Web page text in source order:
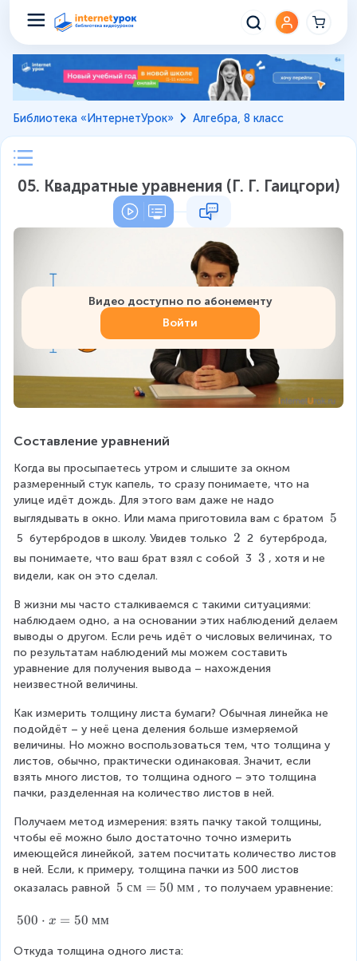
Библиотека «ИнтернетУрок» Алгебра, 8 класс
05. Квадратные уравнения (Г. Г. Гаицгори)
Видео доступно по абонементу
Войти
Составление уравнений
Когда вы просыпаетесь утром и слышите за окном
размеренный стук капель, то сразу понимаете, что на
улице идёт дождь. Для этого вам даже не надо
выглядывать в окно. Или мама приготовила вам с братом \
}
5
5 бутербродов в школу. Увидев только \
t
t
{
2
}
2 2 бутерброда,
вы понимаете, что ваш брат взял с собой 3 \
x
t
{
3
}
3 , хотя и не
видели, как он это сделал.
В жизни мы часто сталкиваемся с такими ситуациями:
наблюдаем одно, а на основании этих наблюдений делаем
выводы о другом. Если речь идёт о числовых величинах, то
по результатам наблюдений мы можем составить
уравнение для получения вывода – нахождения
неизвестной величины.
Как измерить толщину листа бумаги? Обычная линейка не
подойдёт – у неё цена деления больше измеряемой
величины. Но можно воспользоваться тем, что толщина у
листов, обычно, практически одинаковая. Значит, если
взять много листов, то толщина одного – это толщина
пачки, разделенная на количество листов в ней.
Получаем метод измерения: взять пачку такой толщины,
чтобы её можно было достаточно точно измерить
имеющейся линейкой, затем посчитать количество листов
в ней. Если, к примеру, толщина пачки из 500 листов
оказалась равной 5
x
5 см = 50 мм , то получаем уравнение:
5
0
500 ⋅ x = 50 мм
Откуда толщина одного листа: